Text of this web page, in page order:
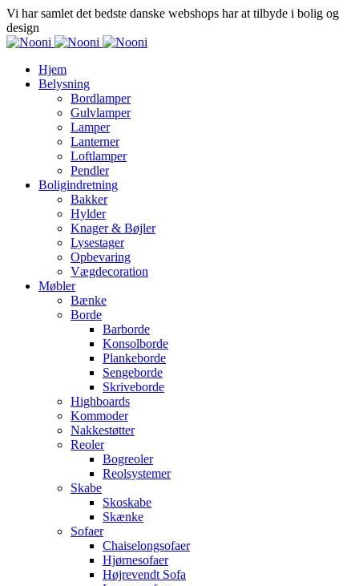
Vi har samlet det bedste danske webshops har at tilbyde i bolig og
design
Hjem
Belysning
Bordlamper
Gulvlamper
Lamper
Lanterner
Loftlamper
Pendler
Boligindretning
Bakker
Hylder
Knager & Bøjler
Lysestager
Opbevaring
Vægdecoration
Møbler
Bænke
Borde
Barborde
Konsolborde
Plankeborde
Sengeborde
Skriveborde
Highboards
Kommoder
Nakkestøtter
Reoler
Bogreoler
Reolsystemer
Skabe
Skoskabe
Skænke
Sofaer
Chaiselongsofaer
Hjørnesofaer
Højrevendt Sofa